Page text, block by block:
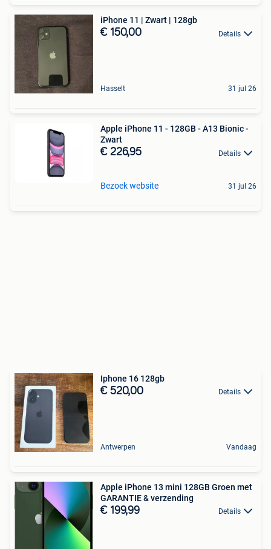
iPhone 11 | Zwart | 128gb
€ 150,00 Details
Hasselt 31 jul 26
Apple iPhone 11 - 128GB - A13 Bionic -
Zwart
€ 226,95 Details
Bezoek website 31 jul 26
Iphone 16 128gb
€ 520,00 Details
Antwerpen Vandaag
Apple iPhone 13 mini 128GB Groen met
GARANTIE & verzending
€ 199,99 Details